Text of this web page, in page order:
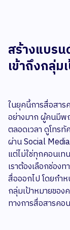
สร้างแบรน
เข้าถึงกลุ่ม
ในยุคนี้การสื่อสา
อย่างมาก ผู้คนมี
ตลอดเวลา ดูโทร
ผ่าน Social
แต่ไม่ใช่ทุกคอนเท
เราต้องเลือกช่อง
สื่อออกไป โดยกำ
กลุ่มเป้าหมายของ
ทางการสื่อสารคอ